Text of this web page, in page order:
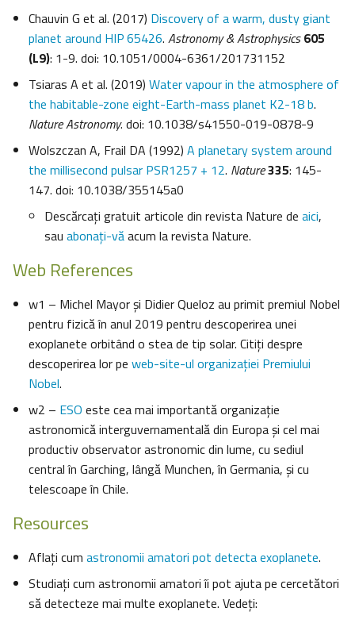
Chauvin G et al. (2017) Discovery of a warm, dusty giant
planet around HIP 65426. Astronomy & Astrophysics 605
(L9): 1-9. doi: 10.1051/0004-6361/201731152
Tsiaras A et al. (2019) Water vapour in the atmosphere of
the habitable-zone eight-Earth-mass planet K2-18 b.
Nature Astronomy. doi: 10.1038/s41550-019-0878-9
Wolszczan A, Frail DA (1992) A planetary system around
the millisecond pulsar PSR1257 + 12. Nature335: 145-
147. doi: 10.1038/355145a0
Descărcaţi gratuit articole din revista Nature de aici,
sau abonaţi-văacum la revista Nature.
Web References
w1 – Michel Mayor și Didier Queloz au primit premiul Nobel
pentru fizică în anul 2019 pentru descoperirea unei
exoplanete orbitând o stea de tip solar. Citiți despre
descoperirea lor pe web-site-ul organizației Premiului
Nobel.
w2 – ESO este cea mai importantă organizație
astronomică interguvernamentală din Europa și cel mai
productiv observator astronomic din lume, cu sediul
central în Garching, lângă Munchen, în Germania, și cu
telescoape în Chile.
Resources
Aflați cum astronomii amatori pot detecta exoplanete.
Studiați cum astronomii amatori îi pot ajuta pe cercetători
să detecteze mai multe exoplanete. Vedeţi: